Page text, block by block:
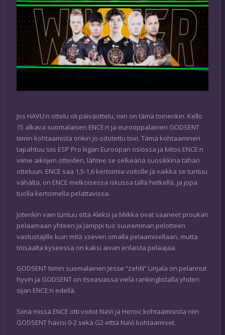
Jos HAVU:n ottelu oli päiväottelu, niin on tämä toinenkin. Kello
15 alkava suomalaisen ENCE:n ja eurooppalainen GODSENT
tiimin kohtaamista onkin jo odotettu tovi. Tämä kohtaaminen
tapahtuu siis ESP Pro liigan Euroopan osiossa ja kiitos ENCE:n
viime aikojen otteiden, lähtee se selkeänä suosikkina tähän
otteluun. ENCE saa 1,5-1,6 kertoimia voitolle ja vaikka se tuntuu
vähältä, on ENCE melkoisessa iskussa tällä hetkellä, ja jopa
tuolla kertoimella pelattavissa.
Jotenkin vain tuntuu että Aleksi ja Miikka ovat saaneet proukan
pelaamaan yhteen ja Jamppi tuo suuremman pelotteen
vastustajille kuin mitä xseven omalla pelaamisellaan, mutta
toisaalta kyseessä on kaksi aivan erilaista pelaajaa.
GODSENT tiimin suomalainen Jesse “zehN” Linjala on pelannut
hyvin ja GODSENT on itseasiassa vielä rankinglistalla yhden
sijan ENCE:n edellä.
Siinä missä ENCE otti voitot NaVi ja Heroic kohtaamisista niin
GODSENT hävisi 0-2 sekä G2 etttä NaVi kohtaamiset.